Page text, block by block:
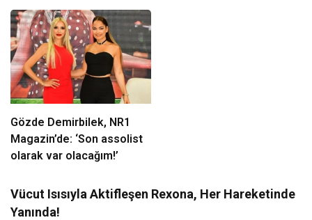
Mahmut Görgen’den
Cansever’e Duygusal Veda
Gözde Demirbilek, NR1
Magazin’de: ‘Son assolist
olarak var olacağım!’
Vücut Isısıyla Aktifleşen Rexona, Her Hareketinde
Yanında!